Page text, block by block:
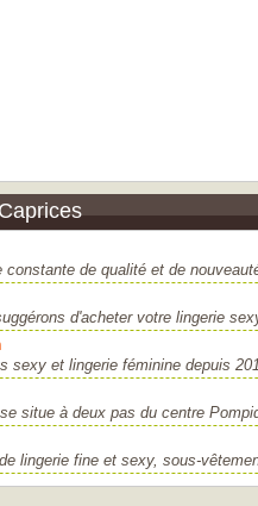
de qualité et de
d'acheter votre lingerie
sexy et lingerie féminine depuis
situe à deux pas du centre
lingerie fine et sexy, sous-